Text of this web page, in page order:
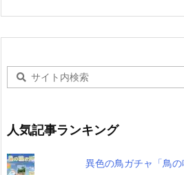
人気記事ランキング
異色の鳥ガチャ「鳥